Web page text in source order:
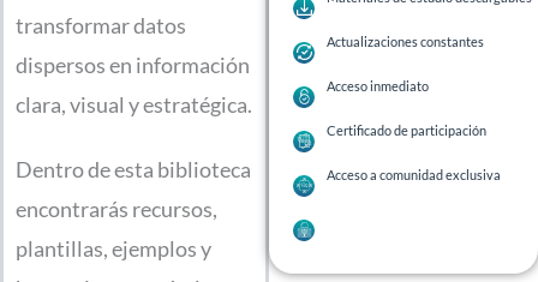
transformar datos
dispersos en información
clara, visual y estratégica.
Dentro de esta biblioteca
encontrarás recursos,
plantillas, ejemplos y
Actualizaciones constantes
Acceso inmediato
Certificado de participación
Acceso a comunidad exclusiva